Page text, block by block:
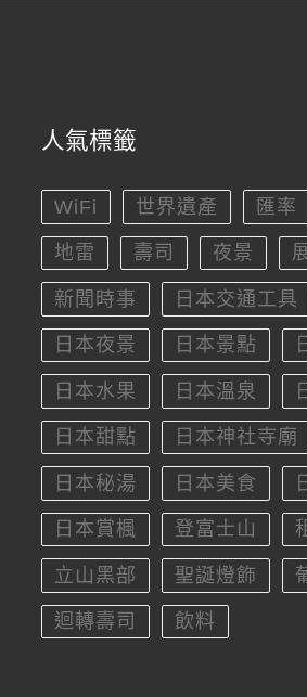
人氣標籤
WiFi 世界遺產 匯率
地雷 壽司 夜景
新聞時事 日本交通工具
日本夜景 日本景點
日本水果 日本溫泉
日本甜點 日本神社寺廟
日本秘湯 日本美食
日本賞楓 登富士山
立山黑部 聖誕燈飾
迴轉壽司 飲料